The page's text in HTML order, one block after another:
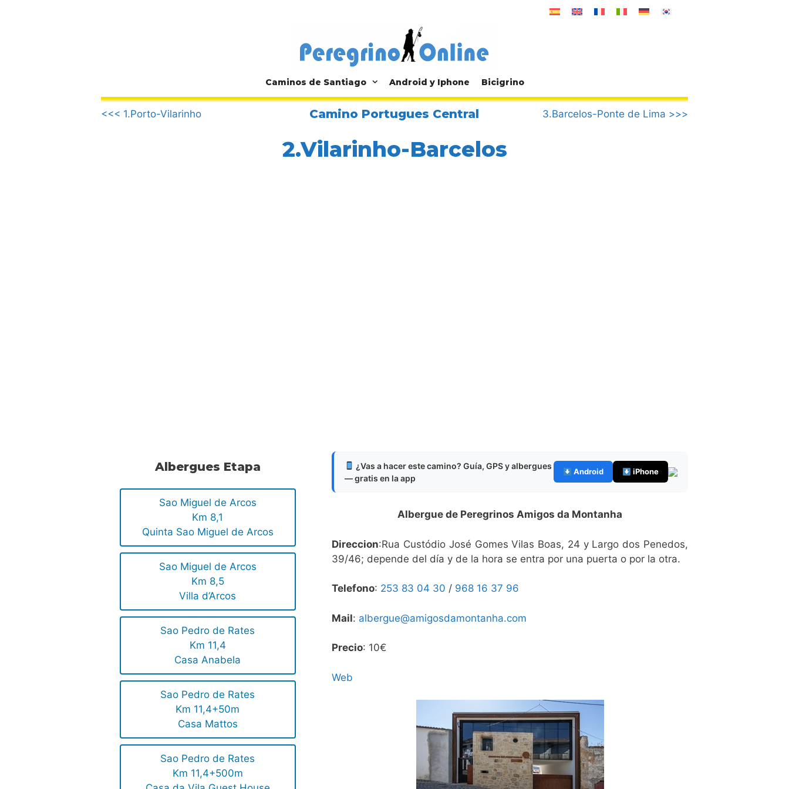
Caminos de Santiago Android y Iphone Bicigrino
.
<<< 1.Porto-Vilarinho
Camino Portugues Central 3.Barcelos-Ponte de Lima >>>
2.Vilarinho-Barcelos
Albergues Etapa
Sao Miguel de Arcos
Km 8,1
Quinta Sao Miguel de Arcos
Sao Miguel de Arcos
Km 8,5
Villa d’Arcos
Sao Pedro de Rates
Km 11,4
Casa Anabela
Sao Pedro de Rates
Km 11,4+50m
Casa Mattos
Sao Pedro de Rates
Km 11,4+500m
¿Vas a hacer este camino? Guía, GPS y albergues
— gratis en la app
Android iPhone
Albergue de Peregrinos Amigos da Montanha
Direccion:Rua Custódio José Gomes Vilas Boas, 24 y Largo dos Penedos,
39/46; depende del día y de la hora se entra por una puerta o por la otra.
Telefono: 253 83 04 30 / 968 16 37 96
Mail: albergue@amigosdamontanha.com
Precio: 10€
Web